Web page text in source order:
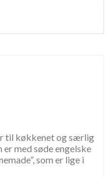
til køkkenet og særlig
er med søde engelske
som er lige i